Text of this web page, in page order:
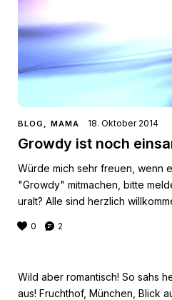
BLOG, MAMA 18. Oktober 2014
Growdy ist noch
Würde mich sehr freuen, wenn
"Growdy" mitmachen, bitte
uralt? Alle sind herzlich
0 2
Wild aber romantisch! So sahs
aus! Fruchthof, München, Blick